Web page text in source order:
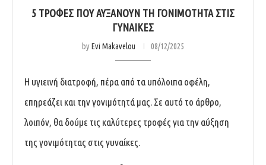
5 ΤΡΟΦΈΣ ΠΟΥ ΑΥΞΆΝΟΥΝ ΤΗ ΓΟΝΙΜΌΤΗΤΑ ΣΤΙΣ
ΓΥΝΑΊΚΕΣ
byEvi Makavelou 08/12/2025
Η υγιεινή διατροφή, πέρα από τα υπόλοιπα οφέλη,
επηρεάζει και την γονιμότητά μας. Σε αυτό το άρθρο,
λοιπόν, θα δούμε τις καλύτερες τροφές για την αύξηση
της γονιμότητας στις γυναίκες.